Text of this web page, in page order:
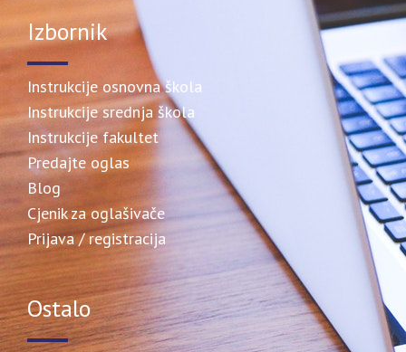
Izbornik
Instrukcije osnovna škola
Instrukcije srednja škola
Instrukcije fakultet
Predajte oglas
Blog
Cjenik za oglašivače
Prijava / registracija
Ostalo